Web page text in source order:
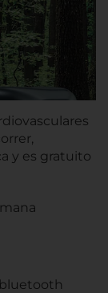
y es gratuito